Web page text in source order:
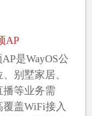
AP
是WayOS公
别墅家居、
播等业务需
盖WiFi接入